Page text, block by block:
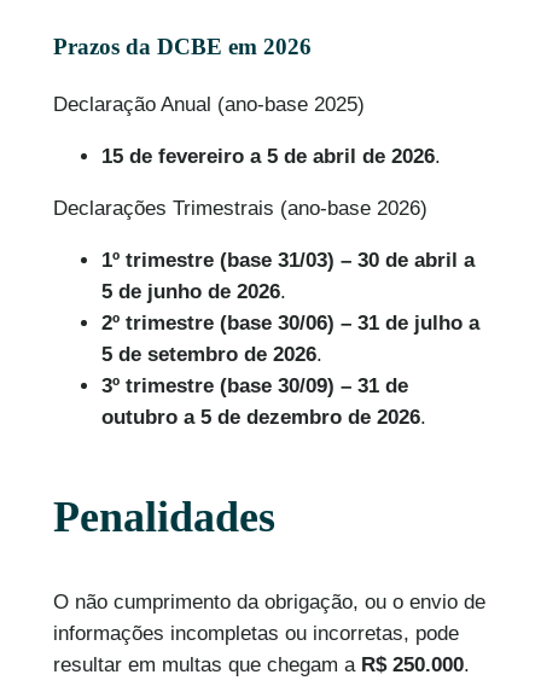
Prazos da DCBE em 2026
Declaração Anual (ano-base 2025)
15 de fevereiro a 5 de abril de 2026.
Declarações Trimestrais (ano-base 2026)
1º trimestre (base 31/03) – 30 de abril a
5 de junho de 2026.
2º trimestre (base 30/06) – 31 de julho a
5 de setembro de 2026.
3º trimestre (base 30/09) – 31 de
outubro a 5 de dezembro de 2026.
Penalidades
O não cumprimento da obrigação, ou o envio de
informações incompletas ou incorretas, pode
resultar em multas que chegam a R$ 250.000.